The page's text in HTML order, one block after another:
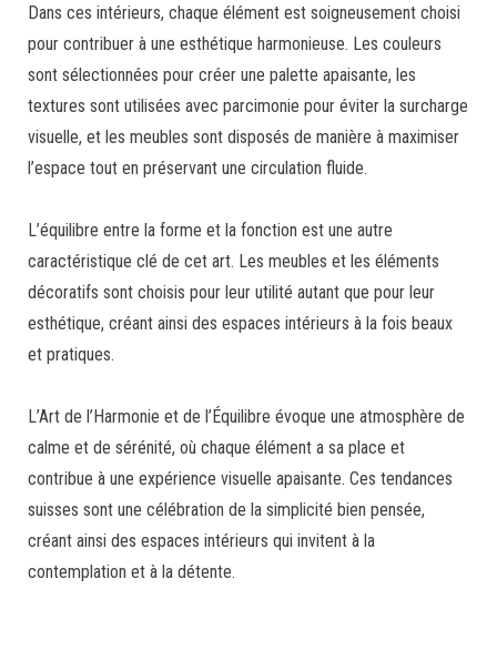
Dans ces intérieurs, chaque élément est soigneusement choisi
pour contribuer à une esthétique harmonieuse. Les couleurs
sont sélectionnées pour créer une palette apaisante, les
textures sont utilisées avec parcimonie pour éviter la surcharge
visuelle, et les meubles sont disposés de manière à maximiser
l’espace tout en préservant une circulation fluide.
L’équilibre entre la forme et la fonction est une autre
caractéristique clé de cet art. Les meubles et les éléments
décoratifs sont choisis pour leur utilité autant que pour leur
esthétique, créant ainsi des espaces intérieurs à la fois beaux
et pratiques.
L’Art de l’Harmonie et de l’Équilibre évoque une atmosphère de
calme et de sérénité, où chaque élément a sa place et
contribue à une expérience visuelle apaisante. Ces tendances
suisses sont une célébration de la simplicité bien pensée,
créant ainsi des espaces intérieurs qui invitent à la
contemplation et à la détente.